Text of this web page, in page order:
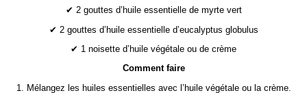
✔ 2 gouttes d’huile essentielle de myrte vert
✔ 2 gouttes d’huile essentielle d’eucalyptus globulus
✔ 1 noisette d’huile végétale ou de crème
Comment faire
1. Mélangez les huiles essentielles avec l’huile végétale ou la crème.